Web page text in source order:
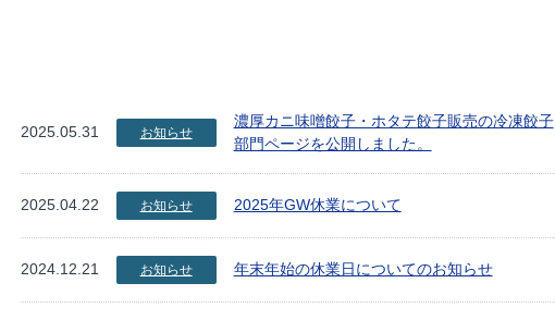
2025.05.31 お知らせ
濃厚カニ味噌餃子・ホタテ餃子販売の冷凍餃子
部門ページを公開しました。
2025.04.22 お知らせ 2025年GW休業について
2024.12.21 お知らせ 年末年始の休業日についてのお知らせ